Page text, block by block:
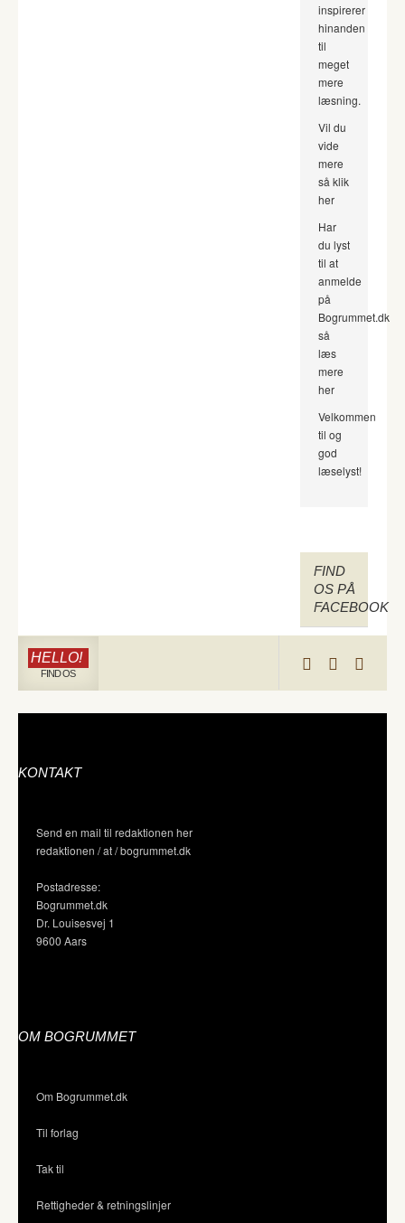
inspirerer
hinanden
til
meget
mere
læsning.
Vil du
vide
mere
så klik
her
Har
du lyst
til at
anmelde
på
Bogrummet.dk
så
læs
mere
her
Velkommen
til og
god
læselyst!
FIND
OS PÅ
FACEBOOK
HELLO!
FIND OS
KONTAKT
Send en mail til redaktionen her
redaktionen / at / bogrummet.dk
Postadresse:
Bogrummet.dk
Dr. Louisesvej 1
9600 Aars
OM BOGRUMMET
Om Bogrummet.dk
Til forlag
Tak til
Rettigheder & retningslinjer